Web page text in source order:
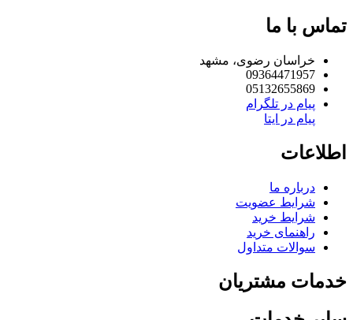
تماس با ما
خراسان رضوی، مشهد
09364471957
05132655869
پیام در تلگرام
پیام در ایتا
اطلاعات
درباره ما
شرایط عضویت
شرایط خرید
راهنمای خرید
سوالات متداول
خدمات مشتریان